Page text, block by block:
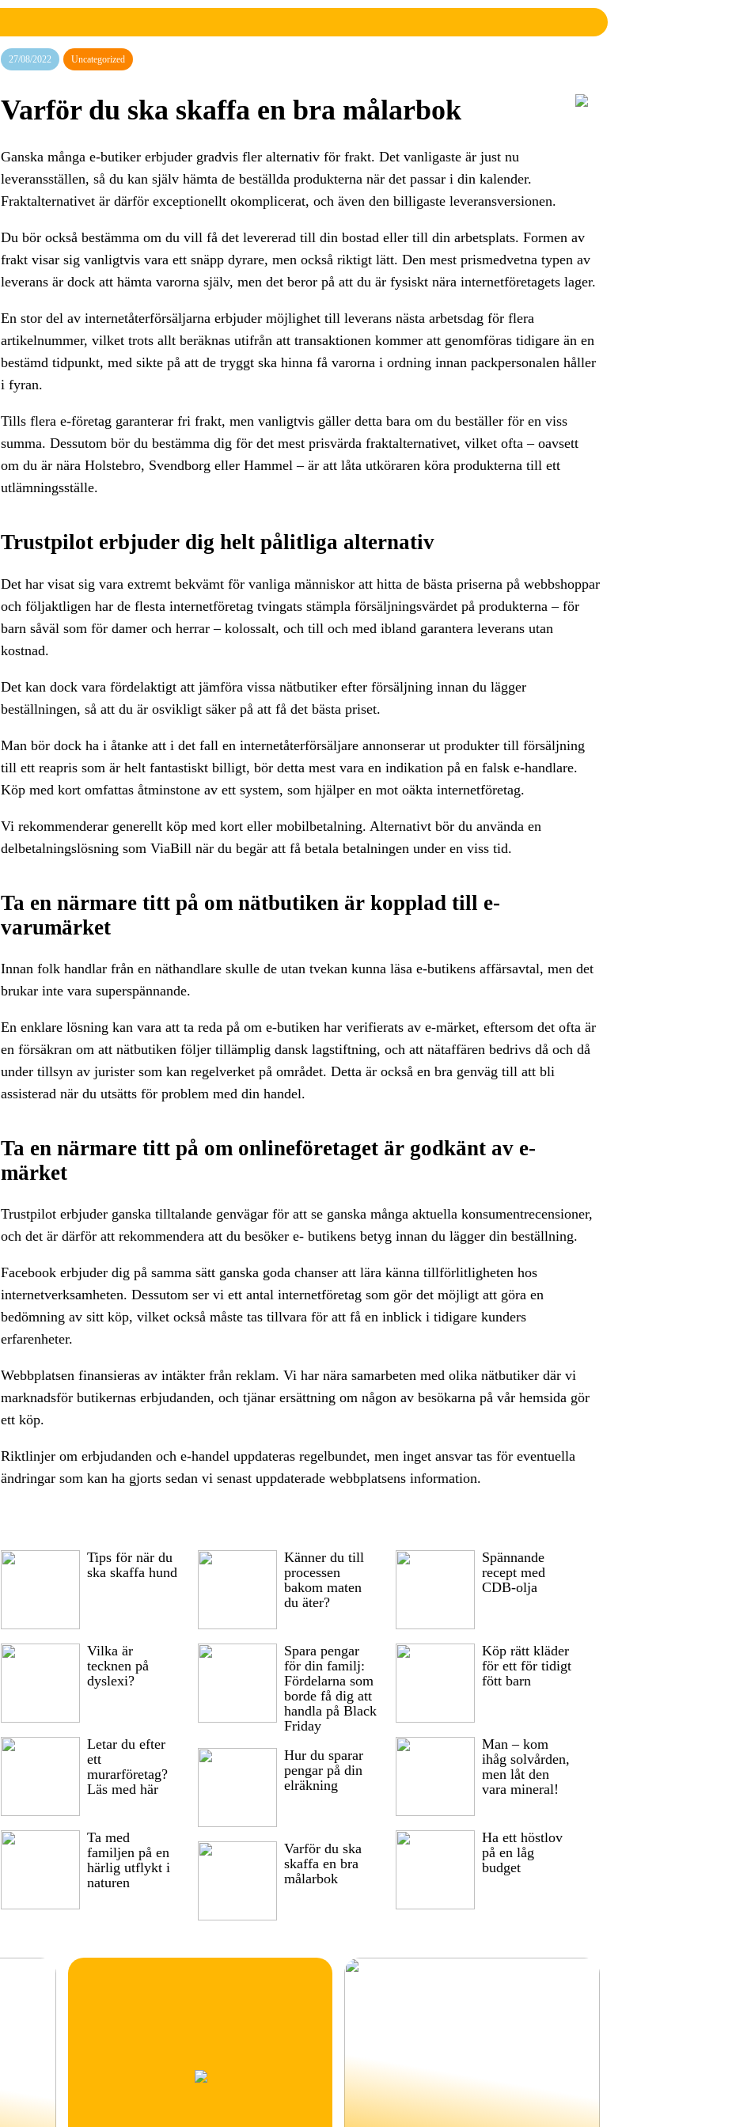
27/08/2022 Uncategorized
Varför du ska skaffa en bra målarbok
Ganska många e-butiker erbjuder gradvis fler alternativ för frakt. Det vanligaste är just nu
leveransställen, så du kan själv hämta de beställda produkterna när det passar i din kalender.
Fraktalternativet är därför exceptionellt okomplicerat, och även den billigaste leveransversionen.
Du bör också bestämma om du vill få det levererad till din bostad eller till din arbetsplats. Formen av
frakt visar sig vanligtvis vara ett snäpp dyrare, men också riktigt lätt. Den mest prismedvetna typen av
leverans är dock att hämta varorna själv, men det beror på att du är fysiskt nära internetföretagets lager.
En stor del av internetåterförsäljarna erbjuder möjlighet till leverans nästa arbetsdag för flera
artikelnummer, vilket trots allt beräknas utifrån att transaktionen kommer att genomföras tidigare än en
bestämd tidpunkt, med sikte på att de tryggt ska hinna få varorna i ordning innan packpersonalen håller
i fyran.
Tills flera e-företag garanterar fri frakt, men vanligtvis gäller detta bara om du beställer för en viss
summa. Dessutom bör du bestämma dig för det mest prisvärda fraktalternativet, vilket ofta – oavsett
om du är nära Holstebro, Svendborg eller Hammel – är att låta utköraren köra produkterna till ett
utlämningsställe.
Trustpilot erbjuder dig helt pålitliga alternativ
Det har visat sig vara extremt bekvämt för vanliga människor att hitta de bästa priserna på webbshoppar
och följaktligen har de flesta internetföretag tvingats stämpla försäljningsvärdet på produkterna – för
barn såväl som för damer och herrar – kolossalt, och till och med ibland garantera leverans utan
kostnad.
Det kan dock vara fördelaktigt att jämföra vissa nätbutiker efter försäljning innan du lägger
beställningen, så att du är osvikligt säker på att få det bästa priset.
Man bör dock ha i åtanke att i det fall en internetåterförsäljare annonserar ut produkter till försäljning
till ett reapris som är helt fantastiskt billigt, bör detta mest vara en indikation på en falsk e-handlare.
Köp med kort omfattas åtminstone av ett system, som hjälper en mot oäkta internetföretag.
Vi rekommenderar generellt köp med kort eller mobilbetalning. Alternativt bör du använda en
delbetalningslösning som ViaBill när du begär att få betala betalningen under en viss tid.
Ta en närmare titt på om nätbutiken är kopplad till e-
varumärket
Innan folk handlar från en näthandlare skulle de utan tvekan kunna läsa e-butikens affärsavtal, men det
brukar inte vara superspännande.
En enklare lösning kan vara att ta reda på om e-butiken har verifierats av e-märket, eftersom det ofta är
en försäkran om att nätbutiken följer tillämplig dansk lagstiftning, och att nätaffären bedrivs då och då
under tillsyn av jurister som kan regelverket på området. Detta är också en bra genväg till att bli
assisterad när du utsätts för problem med din handel.
Ta en närmare titt på om onlineföretaget är godkänt av e-
märket
Trustpilot erbjuder ganska tilltalande genvägar för att se ganska många aktuella konsumentrecensioner,
och det är därför att rekommendera att du besöker e- butikens betyg innan du lägger din beställning.
Facebook erbjuder dig på samma sätt ganska goda chanser att lära känna tillförlitligheten hos
internetverksamheten. Dessutom ser vi ett antal internetföretag som gör det möjligt att göra en
bedömning av sitt köp, vilket också måste tas tillvara för att få en inblick i tidigare kunders
erfarenheter.
Webbplatsen finansieras av intäkter från reklam. Vi har nära samarbeten med olika nätbutiker där vi
marknadsför butikernas erbjudanden, och tjänar ersättning om någon av besökarna på vår hemsida gör
ett köp.
Riktlinjer om erbjudanden och e-handel uppdateras regelbundet, men inget ansvar tas för eventuella
ändringar som kan ha gjorts sedan vi senast uppdaterade webbplatsens information.
Tips för när du
ska skaffa hund
Vilka är
tecknen på
dyslexi?
Letar du efter
ett
murarföretag?
Läs med här
Ta med
familjen på en
härlig utflykt i
naturen
Känner du till
processen
bakom maten
du äter?
Spara pengar
för din familj:
Fördelarna som
borde få dig att
handla på Black
Friday
Hur du sparar
pengar på din
elräkning
Varför du ska
skaffa en bra
målarbok
Spännande
recept med
CDB-olja
Köp rätt kläder
för ett för tidigt
fött barn
Man – kom
ihåg solvården,
men låt den
vara mineral!
Ha ett höstlov
på en låg
budget